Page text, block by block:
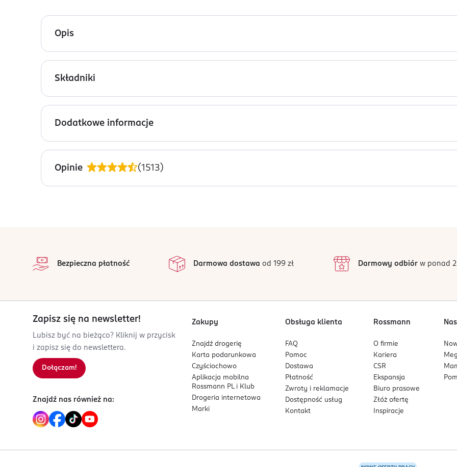
Opis
Isana olejek pod prysznic z naturalnymi olejami (56%), który zapewni intensywną pielęgnację skóry. Bogata
myjące oczyszcza szczególnie delikatnie i chroni skórę przed wysuszeniem.
Produkt wegański i neutralny klimatycznie. Formuła nie zawiera mikroplastików. Opakowanie w 100%
Składniki
Ingredients: : GLYCINE SOJA OIL, LAURETH-4, MIPA-LAURETH SULFATE, POLYGLYCERYL-3 DIISOSTEARATE,
TOCOPHEROL, TOCOPHERYL ACETATE, PANTHENOL, AQUA, CITRIC ACID, BENZYL ALCOHOL, LINALOOL, CITRUS
BENZYL SALICYLATE, EUGENOL, CITRONELLOL, CAMPHOR, GERANYL ACETATE, COUMARIN, TETRAMETHYL
Dodatkowe informacje
OSTRZEŻENIA DOTYCZĄCE BEZPIECZEŃSTWA
Dokładnie usunąć pozostałości produktu znajdujące się pod prysznicem/w wannie w celu zminimalizowania
razie konieczności przemyć je obficie wodą. Zawiera eukaliptol i kamforę.
48426139700
Kod EAN
Opinie (1513)
2
1
Bezpieczna płatność Darmowa dostawa od 199 zł Darmowy odbiórw ponad
Zapisz się na newsletter!
Lubisz być na bieżąco? Kliknij w przycisk
i zapisz się do newslettera.
Dołączam!
Znajdź nas również na:
Zakupy
Znajdź drogerię
Karta podarunkowa
Czyściochowo
Aplikacja mobilna
Rossmann PL i Klub
Drogeria internetowa
Marki
Obsługa klienta
FAQ
Pomoc
Dostawa
Płatność
Zwroty i reklamacje
Dostępność usług
Kontakt
Rossmann
O firmie
Kariera
CSR
Ekspansja
Biuro prasowe
Złóż ofertę
Inspiracje